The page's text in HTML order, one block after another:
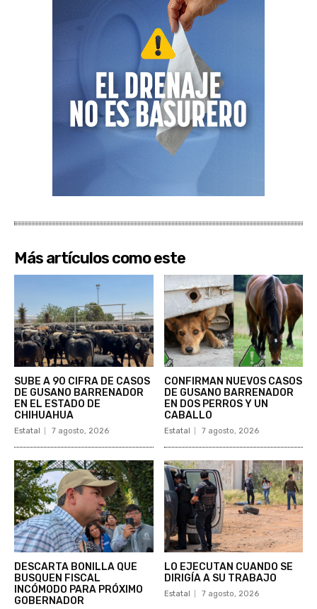
Más artículos como este
SUBE A 90 CIFRA DE CASOS
DE GUSANO BARRENADOR
EN EL ESTADO DE
CHIHUAHUA
Estatal 7 agosto, 2026
CONFIRMAN NUEVOS CASOS
DE GUSANO BARRENADOR
EN DOS PERROS Y UN
CABALLO
Estatal 7 agosto, 2026
DESCARTA BONILLA QUE
BUSQUEN FISCAL
INCÓMODO PARA PRÓXIMO
GOBERNADOR
LO EJECUTAN CUANDO SE
DIRIGÍA A SU TRABAJO
Estatal 7 agosto, 2026